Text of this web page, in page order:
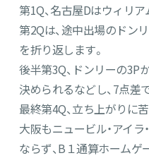
第1Q、名古屋Dはウィリ
第2Qは、途中出場のドン
を折り返します。
後半第3Q、ドンリーの3P
決められるなどし、7点差
最終第4Q、立ち上がりに
大阪もニュービル・アイ
ならず、B１通算ホームゲ